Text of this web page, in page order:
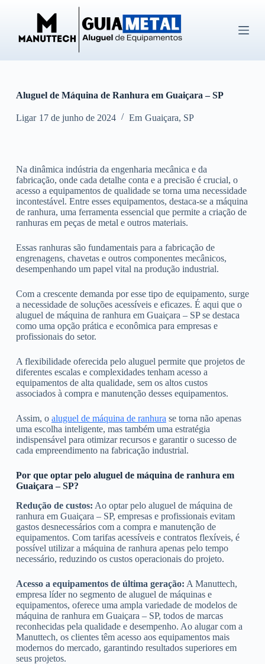
ú
d
o
Aluguel de Máquina de Ranhura em Guaiçara – SP
Ligar 17 de junho de 2024 Em Guaiçara, SP
Na dinâmica indústria da engenharia mecânica e da
fabricação, onde cada detalhe conta e a precisão é crucial, o
acesso a equipamentos de qualidade se torna uma necessidade
incontestável. Entre esses equipamentos, destaca-se a máquina
de ranhura, uma ferramenta essencial que permite a criação de
ranhuras em peças de metal e outros materiais.
Essas ranhuras são fundamentais para a fabricação de
engrenagens, chavetas e outros componentes mecânicos,
desempenhando um papel vital na produção industrial.
Com a crescente demanda por esse tipo de equipamento, surge
a necessidade de soluções acessíveis e eficazes. É aqui que o
aluguel de máquina de ranhura em Guaiçara – SP se destaca
como uma opção prática e econômica para empresas e
profissionais do setor.
A flexibilidade oferecida pelo aluguel permite que projetos de
diferentes escalas e complexidades tenham acesso a
equipamentos de alta qualidade, sem os altos custos
associados à compra e manutenção desses equipamentos.
Assim, o aluguel de máquina de ranhura se torna não apenas
uma escolha inteligente, mas também uma estratégia
indispensável para otimizar recursos e garantir o sucesso de
cada empreendimento na fabricação industrial.
Por que optar pelo aluguel de máquina de ranhura em
Guaiçara – SP?
Redução de custos: Ao optar pelo aluguel de máquina de
ranhura em Guaiçara – SP, empresas e profissionais evitam
gastos desnecessários com a compra e manutenção de
equipamentos. Com tarifas acessíveis e contratos flexíveis, é
possível utilizar a máquina de ranhura apenas pelo tempo
necessário, reduzindo os custos operacionais do projeto.
Acesso a equipamentos de última geração: A Manuttech,
empresa líder no segmento de aluguel de máquinas e
equipamentos, oferece uma ampla variedade de modelos de
máquina de ranhura em Guaiçara – SP, todos de marcas
reconhecidas pela qualidade e desempenho. Ao alugar com a
Manuttech, os clientes têm acesso aos equipamentos mais
modernos do mercado, garantindo resultados superiores em
seus projetos.